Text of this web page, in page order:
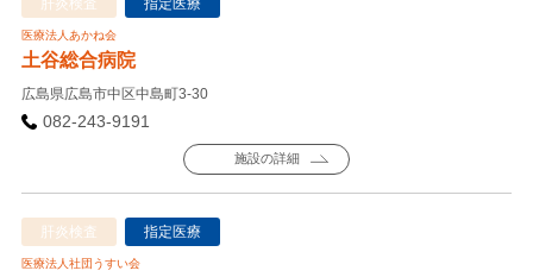
医療法人あかね会
土谷総合病院
広島県広島市中区中島町3-30
082-243-9191
施設の詳細
肝炎検査 指定医療
医療法人社団うすい会